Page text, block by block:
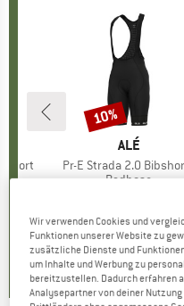
Short
MARKE
ALÉ
Artikel
Pr-E Strada 2.0
Produktgruppe
Radhose
0,0(0)
Rabatt
10%
Wir verwenden Cookies und
Funktionen unserer Website zu
zusätzliche Dienste und
um Inhalte und Werbung zu
bereitzustellen. Dadurch erfahren
Analysepartner von deiner